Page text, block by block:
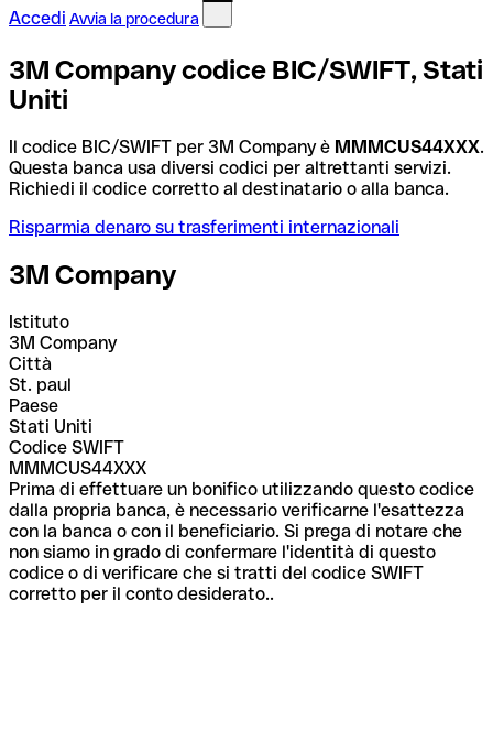
Accedi Avvia la procedura
3M Company codice BIC/SWIFT, Stati
Uniti
Il codice BIC/SWIFT per 3M Company è MMMCUS44XXX.
Questa banca usa diversi codici per altrettanti servizi.
Richiedi il codice corretto al destinatario o alla banca.
Risparmia denaro su trasferimenti internazionali
3M Company
Istituto
3M Company
Città
St. paul
Paese
Stati Uniti
Codice SWIFT
MMMCUS44XXX
Prima di effettuare un bonifico utilizzando questo codice
dalla propria banca, è necessario verificarne l'esattezza
con la banca o con il beneficiario. Si prega di notare che
non siamo in grado di confermare l'identità di questo
codice o di verificare che si tratti del codice SWIFT
corretto per il conto desiderato..